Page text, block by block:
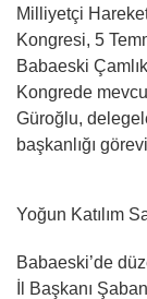
Milliyetçi
Kongresi, 5
Babaeski
Kongrede
Güroğlu,
başkanlığı
Yoğun Katılım
Babaeski’de
İl Başkanı